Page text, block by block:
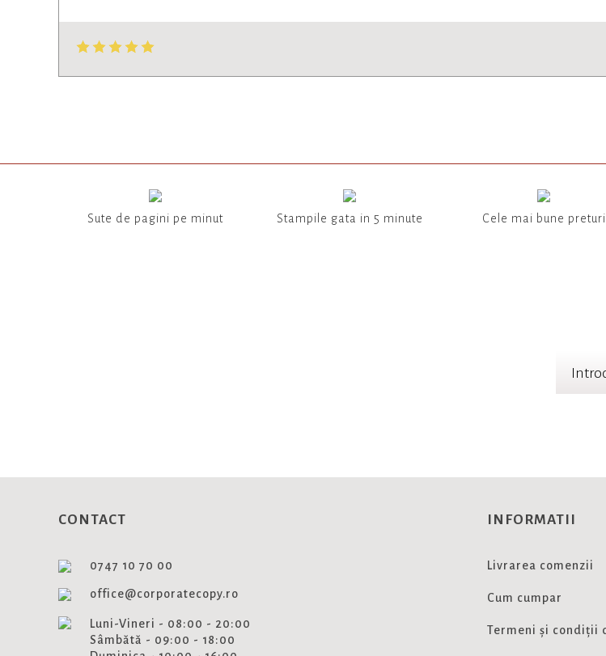
Sute de pagini pe minut Stampile gata in 5 minute Cele mai bune preturi
CONTACT
0747 10 70 00
office@corporatecopy.ro
Luni-Vineri - 08:00 - 20:00
Sâmbătă - 09:00 - 18:00
INFORMATII
Livrarea comenzii
Cum cumpar
Termeni și condiții